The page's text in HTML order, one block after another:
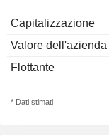
Capitalizzazione
Valore dell'azienda
Flottante
* Dati stimati